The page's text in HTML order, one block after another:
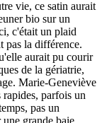
vie, ce satin aurait
bio sur un
c'était un plaid
pas la différence.
aurait pu courir
de la gériatrie,
Marie-Geneviève
parfois un
pas un
grande baie